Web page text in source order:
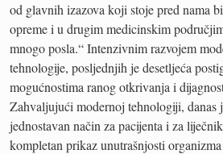
od glavnih izazova koji stoje pred nama
opreme i u drugim medicinskim
mnogo posla.“ Intenzivnim razvojem
tehnologije, posljednjih je desetljeća
mogućnostima ranog otkrivanja i
Zahvaljujući modernoj tehnologiji, danas
jednostavan način za pacijenta i za
kompletan prikaz unutrašnjosti